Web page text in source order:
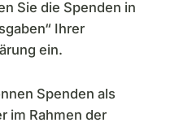
Sie die Spenden in
Ihrer
ein.
Spenden als
im Rahmen der